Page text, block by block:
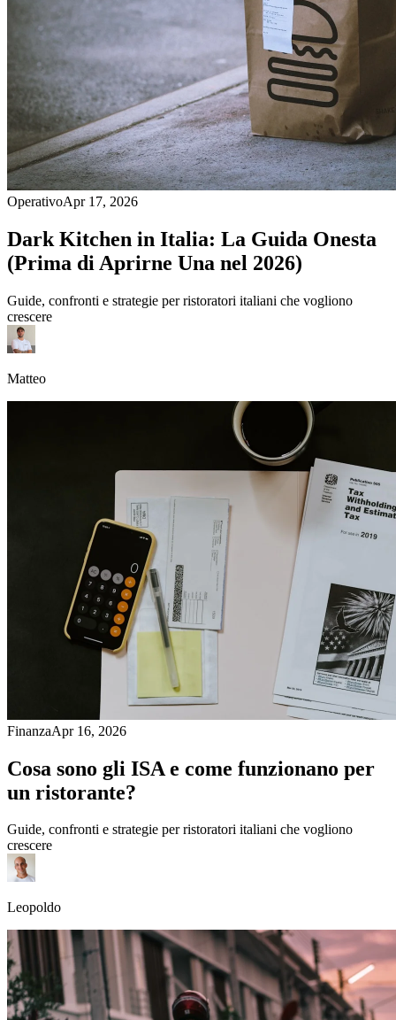
OperativoApr 17, 2026
Dark Kitchen in Italia: La Guida Onesta
(Prima di Aprirne Una nel 2026)
Guide, confronti e strategie per ristoratori italiani che vogliono
crescere
Matteo
FinanzaApr 16, 2026
Cosa sono gli ISA e come funzionano per
un ristorante?
Guide, confronti e strategie per ristoratori italiani che vogliono
crescere
Leopoldo